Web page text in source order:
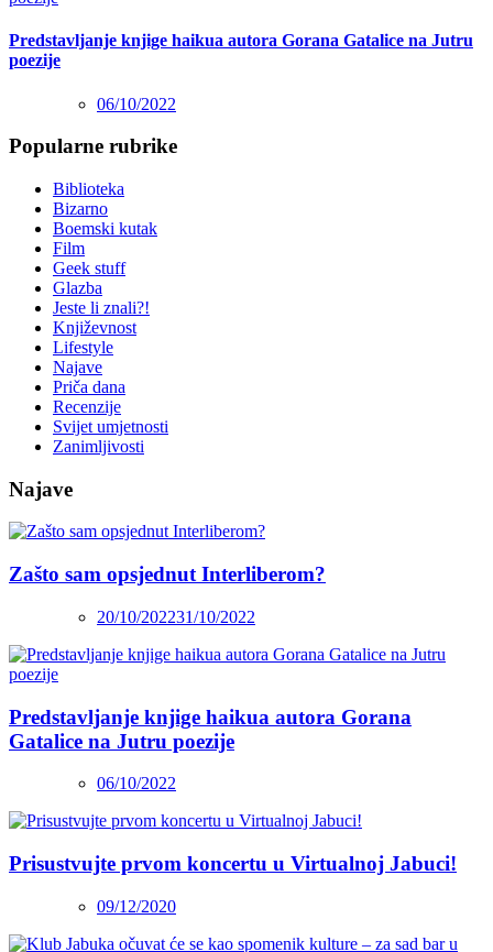
Predstavljanje knjige haikua autora Gorana Gatalice na Jutru
poezije
06/10/2022
Popularne rubrike
Biblioteka
Bizarno
Boemski kutak
Film
Geek stuff
Glazba
Jeste li znali?!
Književnost
Lifestyle
Najave
Priča dana
Recenzije
Svijet umjetnosti
Zanimljivosti
Najave
Zašto sam opsjednut Interliberom?
20/10/202231/10/2022
Predstavljanje knjige haikua autora Gorana
Gatalice na Jutru poezije
06/10/2022
Prisustvujte prvom koncertu u Virtualnoj Jabuci!
09/12/2020